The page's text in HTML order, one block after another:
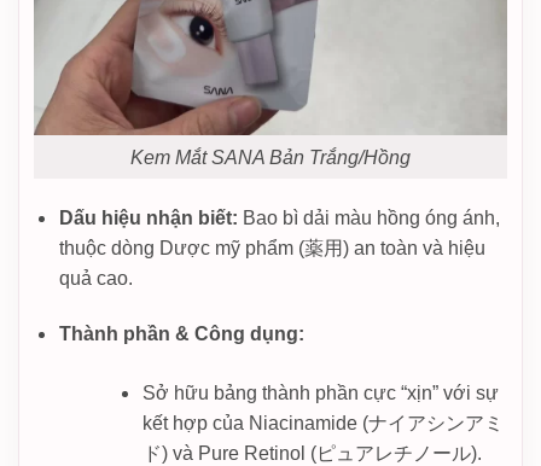
Kem Mắt SANA Bản Trắng/Hồng
Dấu hiệu nhận biết: Bao bì dải màu hồng óng ánh,
thuộc dòng Dược mỹ phẩm (薬用) an toàn và hiệu
quả cao.
Thành phần & Công dụng:
Sở hữu bảng thành phần cực “xịn” với sự
kết hợp của Niacinamide (ナイアシンアミ
ド) và Pure Retinol (ピュアレチノール).